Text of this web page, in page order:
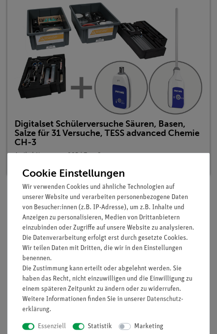
Digitalset Schülerversuche Säuren, Basen,
Salze für 31 Versuche, TESS advanced Chemie
CH-3
Artikel-Nr.: 25302-88D | Typ: Set
Beschreibung
Prinzip
Schweflige Säure lässt sich zu Schwefelsäure oxidieren. Diese
Oxidation wird in diesem Versuch durchgeführt und
anschließend die Eigenschaften der beiden Säuren untersucht.
Cookie Einstellungen
Wir verwenden Cookies und ähnliche Technologien auf
unserer Website und verarbeiten personenbezogene Daten
von Besucher:innen (z.B. IP-Adresse), um z.B. Inhalte und
Anzeigen zu personalisieren, Medien von Drittanbietern
einzubinden oder Zugriffe auf unsere Website zu analysieren.
Die Datenverarbeitung erfolgt erst durch gesetzte Cookies.
Wir teilen Daten mit Dritten, die wir in den Einstellungen
benennen.
Die Zustimmung kann erteilt oder abgelehnt werden. Sie
haben das Recht, nicht einzuwilligen und die Einwilligung zu
einem späteren Zeitpunkt zu ändern oder zu widerrufen.
Weitere Informationen finden Sie in unserer Daten­schutz­
erklärung.
Essenziell Statistik Marketing